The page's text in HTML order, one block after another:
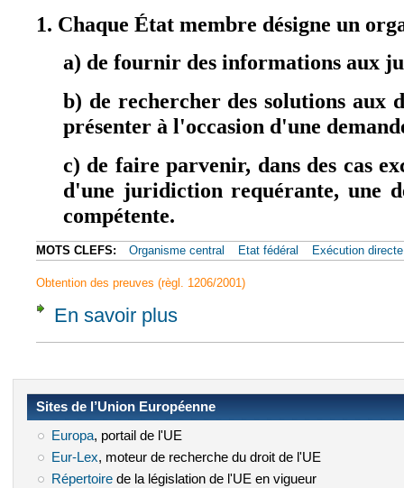
1. Chaque État membre désigne un
a) de fournir des informations aux
b) de rechercher des solutions aux
présenter à l'occasion d'une
c) de faire parvenir, dans des cas
d'une juridiction requérante, une
compétente.
MOTS CLEFS: Organisme central Etat fédéral Exécution
Obtention des preuves (règl. 1206/2001)
En savoir plus
Sites de l’Union Européenne
Europa(le lien est externe)
, portail de l'UE
Eur-Lex(le lien est externe)
, moteur de recherche du droit de l'UE
Répertoire(le lien est externe)
de la législation de l'UE en vigueur